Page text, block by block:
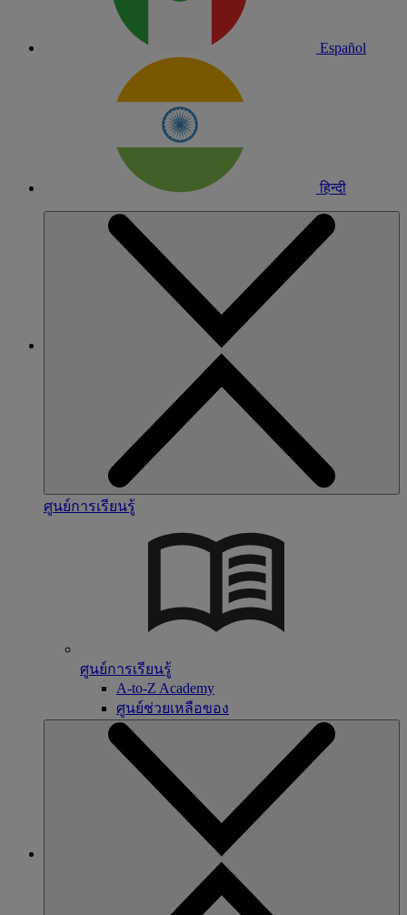
Español
हिन्दी
ศูนย์การเรียนรู้
ศูนย์การเรียนรู้
A-to-Z Academy
ศูนย์ช่วยเหลือของ